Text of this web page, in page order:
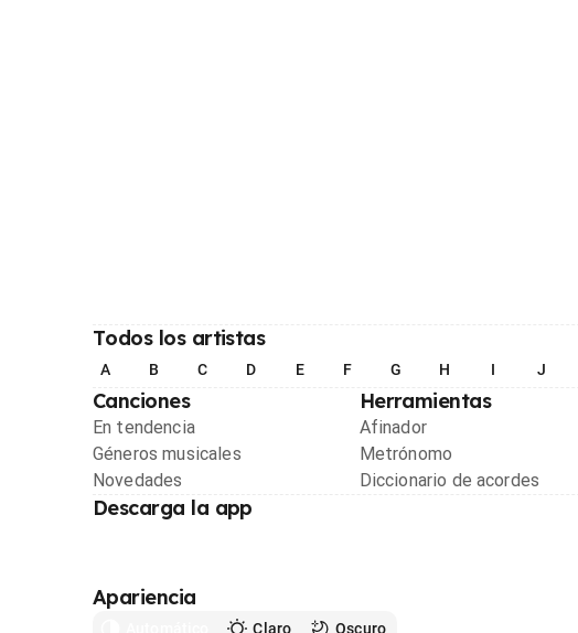
Todos los artistas
A B C D E F G H I J
Canciones
En tendencia
Géneros musicales
Novedades
Herramientas
Afinador
Metrónomo
Diccionario de acordes
Descarga la app
Apariencia
Claro Oscuro